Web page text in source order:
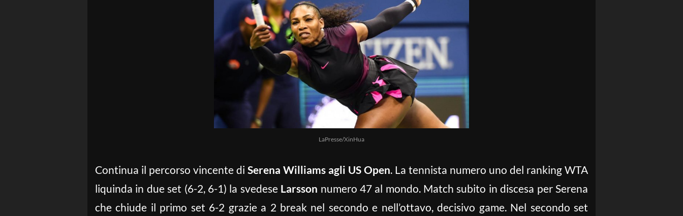
LaPresse/XinHua
Continua il percorso vincente di Serena Williams agli US Open. La tennista numero uno del ranking WTA
liquinda in due set (6-2, 6-1) la svedese Larsson numero 47 al mondo. Match subito in discesa per Serena
che chiude il primo set 6-2 grazie a 2 break nel secondo e nell’ottavo, decisivo game. Nel secondo set